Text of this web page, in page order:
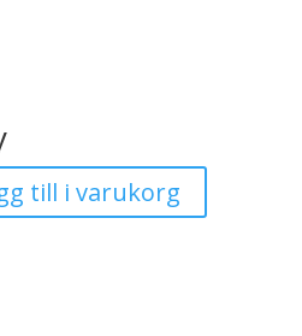
till i varukorg